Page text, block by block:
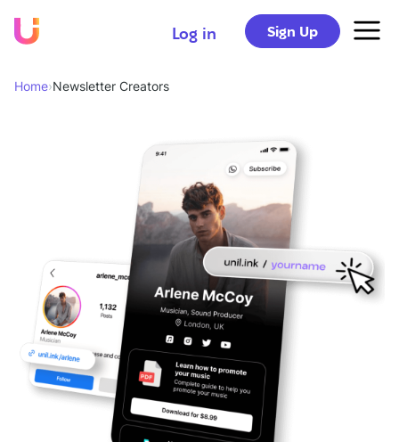
Log in Sign Up
Home›Newsletter Creators